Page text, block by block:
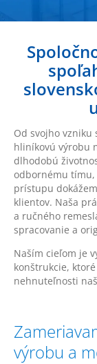
Od svojho vzniku
hliníkovú výrobu
dlhodobú
odbornému tímu,
prístupu
klientov. Naša
a ručného
spracovanie a
Naším cieľom je
konštrukcie,
nehnuteľnosti
výrobu a